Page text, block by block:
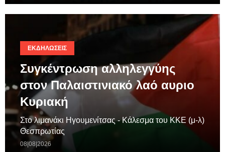
ΕΚΔΗΛΏΣΕΙΣ
Συγκέντρωση αλληλεγγύης
στον Παλαιστινιακό λαό αυριο
Κυριακή
Στο λιμανάκι Ηγουμενίτσας - Κάλεσμα του ΚΚΕ (μ-λ)
Θεσπρωτίας
08|08|2026